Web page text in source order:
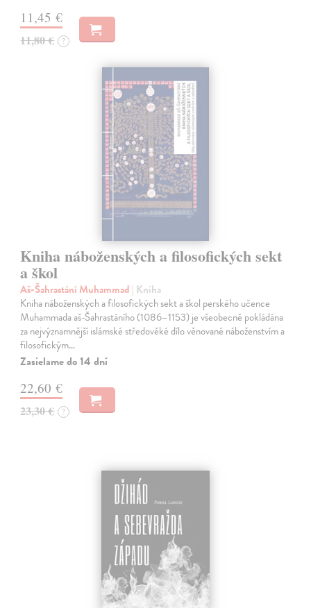
11,45 €
11,80 € ?
Kniha náboženských a filosofických sekt
a škol
Aš-Šahrastání Muhammad | Kniha
Kniha náboženských a filosofických sekt a škol perského učence
Muhammada aš-Šahrastáního (1086–1153) je všeobecně pokládána
za nejvýznamnější islámské středověké dílo věnované náboženstvím a
filosofickým…
Zasielame do 14 dní
22,60 €
23,30 € ?